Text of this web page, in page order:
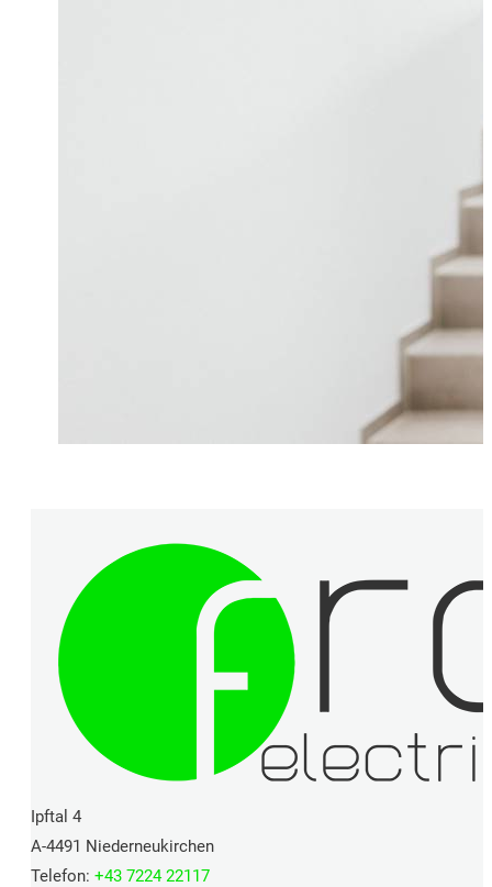
Ipftal 4
A-4491 Niederneukirchen
Telefon: +43 7224 22117